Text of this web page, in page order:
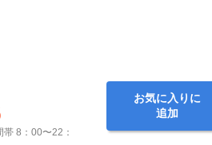
8：00〜22：
お気に入りに
追加